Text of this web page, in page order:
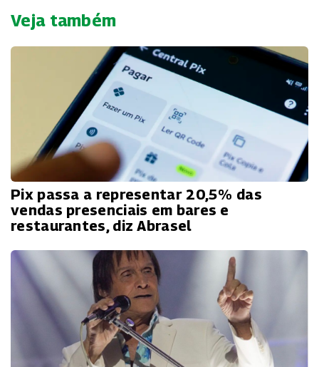
Veja também
Pix passa a representar 20,5% das
vendas presenciais em bares e
restaurantes, diz Abrasel